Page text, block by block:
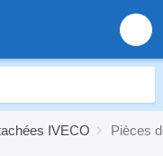
IVECO Pièces